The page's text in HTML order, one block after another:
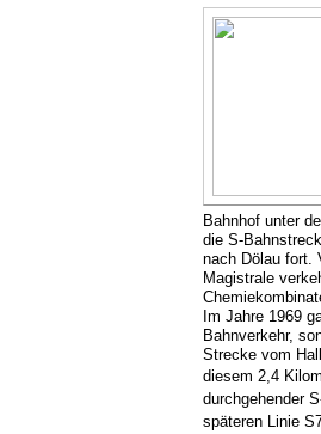
Bahnhof unter
die S-
nach Dölau fort.
Magistrale
Im Jahre 1969
Bahnverkehr,
Strecke vom
diesem 2,4
durchgehender
späteren Linie